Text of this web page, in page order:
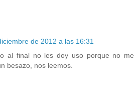
de 2012 a las 16:31
al final no les doy uso porque no me
besazo, nos leemos.